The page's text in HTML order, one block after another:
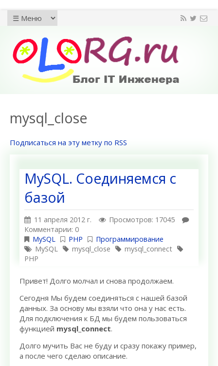
mysql_close
Подписаться на эту метку по RSS
MySQL. Соединяемся с
базой
11 апреля 2012 г.
Просмотров: 17045
Комментарии: 0
MySQL
PHP
Программирование
MySQL
mysql_close
mysql_connect
PHP
Привет! Долго молчал и снова продолжаем.
Сегодня Мы будем соединяться с нашей базой
данных. За основу мы взяли что она у нас есть.
Для подключения к БД мы будем пользоваться
функцией mysql_connect.
Долго мучить Вас не буду и сразу покажу пример,
а после чего сделаю описание.